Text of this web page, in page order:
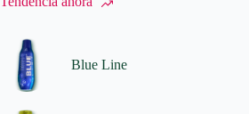
Blue Line